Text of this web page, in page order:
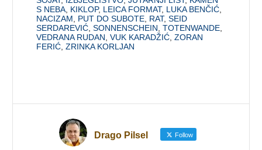
S NEBA KIKLOP, LEICA FORMAT, LUKA BENČIĆ
NACIZAM
PUT DO SUBOTE RAT,SEID
SERDAREVIĆ ,SONNENSCHEIN ,TOTENWANDE
VEDRANA RUDAN ,VUK KARADŽIĆ ,ZORAN
FERIĆ ,ZRINKA KORLJAN
Drago Pilsel Follow